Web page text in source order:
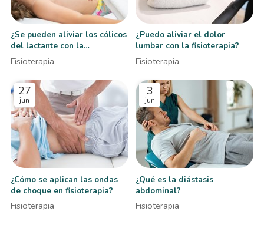
¿Se pueden aliviar los cólicos
del lactante con la
fisioterapia pediátrica?
Fisioterapia
¿Puedo aliviar el dolor
lumbar con la fisioterapia?
Fisioterapia
27
jun
¿Cómo se aplican las ondas
de choque en fisioterapia?
Fisioterapia
3
jun
¿Qué es la diástasis
abdominal?
Fisioterapia